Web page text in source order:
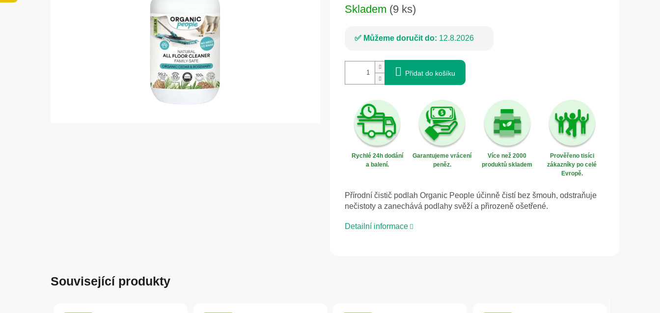
Skladem (9 ks)
Můžeme doručit do: 12.8.2026
Přidat do košíku
Rychlé 24h dodání
a balení.
Garantujeme vrácení
peněz.
Více než 2000
produktů skladem
Prověřeno tisíci
zákazníky po celé
Evropě.
Přírodní čistič podlah Organic People účinně čistí bez šmouh, odstraňuje
nečistoty a zanechává podlahy svěží a přirozeně ošetřené.
Detailní informace
Související produkty